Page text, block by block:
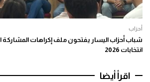
أحزاب
شباب أحزاب اليسار يفتحون ملف إكراهات
انتخابات 2026
اقرأ أيضا